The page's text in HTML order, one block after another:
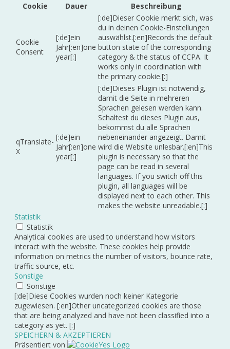
Cookie
Dauer Beschreibung
Cookie
Consent
[:de]ein
Jahr[:en]one
year[:]
[:de]Dieser Cookie merkt sich, was
du in deinen Cookie-Einstellungen
auswählst.[:en]Records the default
button state of the corresponding
category & the status of CCPA. It
works only in coordination with
the primary cookie.[:]
qTranslate-
X
[:de]ein
Jahr[:en]one
year[:]
[:de]Dieses Plugin ist notwendig,
damit die Seite in mehreren
Sprachen gelesen werden kann.
Schaltest du dieses Plugin aus,
bekommst du alle Sprachen
nebeneinander angezeigt. Damit
wird die Website unlesbar.[:en]This
plugin is necessary so that the
page can be read in several
languages. If you switch off this
plugin, all languages will be
displayed next to each other. This
makes the website unreadable.[:]
Statistik
Statistik
Analytical cookies are used to understand how visitors
interact with the website. These cookies help provide
information on metrics the number of visitors, bounce rate,
traffic source, etc.
Sonstige
Sonstige
[:de]Diese Cookies wurden noch keiner Kategorie
zugewiesen. [:en]Other uncategorized cookies are those
that are being analyzed and have not been classified into a
category as yet. [:]
SPEICHERN & AKZEPTIEREN
Präsentiert von